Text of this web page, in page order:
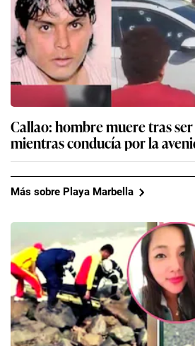
Callao: hombre muere tras
mientras conducía por la
Más sobre Playa Marbella